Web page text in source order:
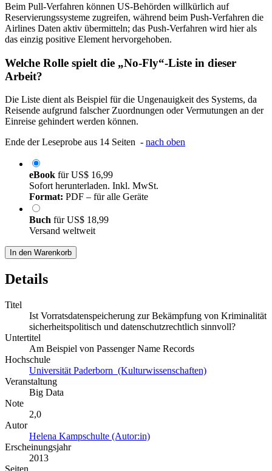
Beim Pull-Verfahren können US-Behörden willkürlich auf
Reservierungssysteme zugreifen, während beim Push-Verfahren die
Airlines Daten aktiv übermitteln; das Push-Verfahren wird hier als
das einzig positive Element hervorgehoben.
Welche Rolle spielt die „No-Fly“-Liste in dieser
Arbeit?
Die Liste dient als Beispiel für die Ungenauigkeit des Systems, da
Reisende aufgrund falscher Zuordnungen oder Vermutungen an der
Einreise gehindert werden können.
Ende der Leseprobe aus 14 Seiten - nach oben
eBook fürUS$ 16,99
Sofort herunterladen. Inkl. MwSt.
Format: PDF – für alle Geräte
Buch fürUS$ 18,99
Versand weltweit
In den Warenkorb
Details
Titel
Ist Vorratsdatenspeicherung zur Bekämpfung von Kriminalität
sicherheitspolitisch und datenschutzrechtlich sinnvoll?
Untertitel
Am Beispiel von Passenger Name Records
Hochschule
Universität Paderborn (Kulturwissenschaften)
Veranstaltung
Big Data
Note
2,0
Autor
Helena Kampschulte (Autor:in)
Erscheinungsjahr
2013
Seiten